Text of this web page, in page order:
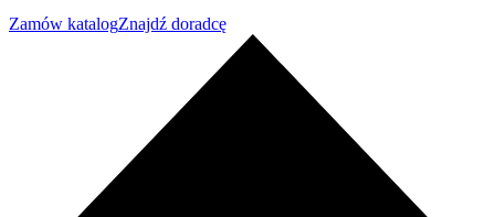
Zamów katalogZnajdź doradcę